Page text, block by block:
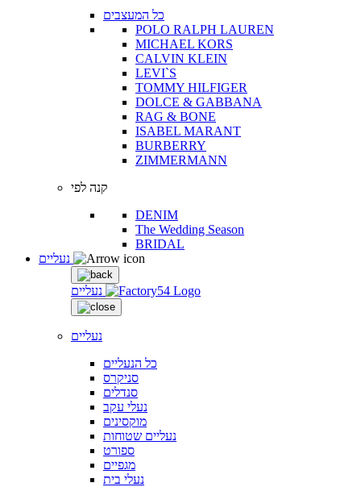
כל המעצבים
POLO RALPH LAUREN
MICHAEL KORS
CALVIN KLEIN
LEVI`S
TOMMY HILFIGER
DOLCE & GABBANA
RAG & BONE
ISABEL MARANT
BURBERRY
ZIMMERMANN
קנה לפי
DENIM
The Wedding Season
BRIDAL
נעליים
נעליים
כל הנעליים
סניקרס
סנדלים
נעלי עקב
מוקסינים
נעליים שטוחות
ספורט
מגפיים
נעלי בית